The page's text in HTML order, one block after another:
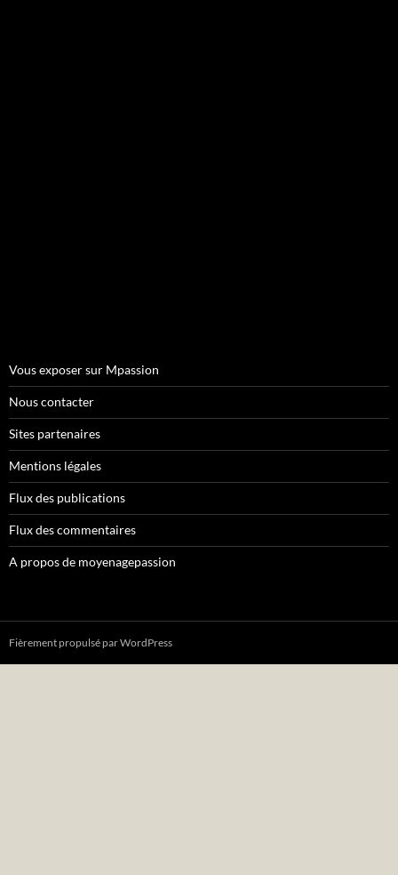
Vous exposer sur Mpassion
Nous contacter
Sites partenaires
Mentions légales
Flux des publications
Flux des commentaires
A propos de moyenagepassion
Fièrement propulsé par WordPress